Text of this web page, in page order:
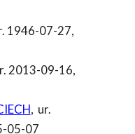
1946-07-27,
2013-09-16,
, ur.
05-07